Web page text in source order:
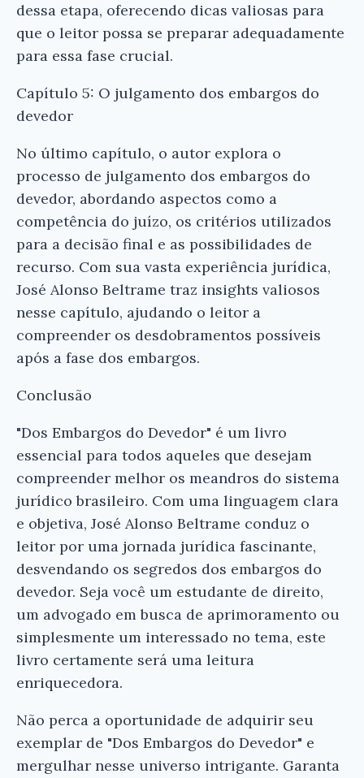
dessa etapa, oferecendo dicas valiosas para
que o leitor possa se preparar adequadamente
para essa fase crucial.
Capítulo 5: O julgamento dos embargos do
devedor
No último capítulo, o autor explora o
processo de julgamento dos embargos do
devedor, abordando aspectos como a
competência do juízo, os critérios utilizados
para a decisão final e as possibilidades de
recurso. Com sua vasta experiência jurídica,
José Alonso Beltrame traz insights valiosos
nesse capítulo, ajudando o leitor a
compreender os desdobramentos possíveis
após a fase dos embargos.
Conclusão
"Dos Embargos do Devedor" é um livro
essencial para todos aqueles que desejam
compreender melhor os meandros do sistema
jurídico brasileiro. Com uma linguagem clara
e objetiva, José Alonso Beltrame conduz o
leitor por uma jornada jurídica fascinante,
desvendando os segredos dos embargos do
devedor. Seja você um estudante de direito,
um advogado em busca de aprimoramento ou
simplesmente um interessado no tema, este
livro certamente será uma leitura
enriquecedora.
Não perca a oportunidade de adquirir seu
exemplar de "Dos Embargos do Devedor" e
mergulhar nesse universo intrigante. Garanta